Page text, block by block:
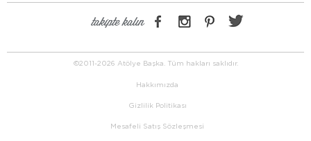
takipte kalın
©2011-2026 Atölye Başka. Tüm hakları saklıdır.
Hakkımızda
Gizlilik Politikası
Mesafeli Satış Sözleşmesi